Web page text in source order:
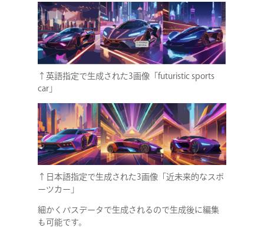
↑英語指定で生成された3画像「futuristic sports
car」
↑日本語指定で生成された3画像「近未来的なスポ
ーツカー」
細かくパスデータで生成されるので生成後に編集
も可能です。